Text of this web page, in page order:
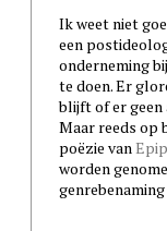
Ik weet niet
een
onderneming
te doen. Er
blijft of er geen
Maar reeds op
poëzie van
worden